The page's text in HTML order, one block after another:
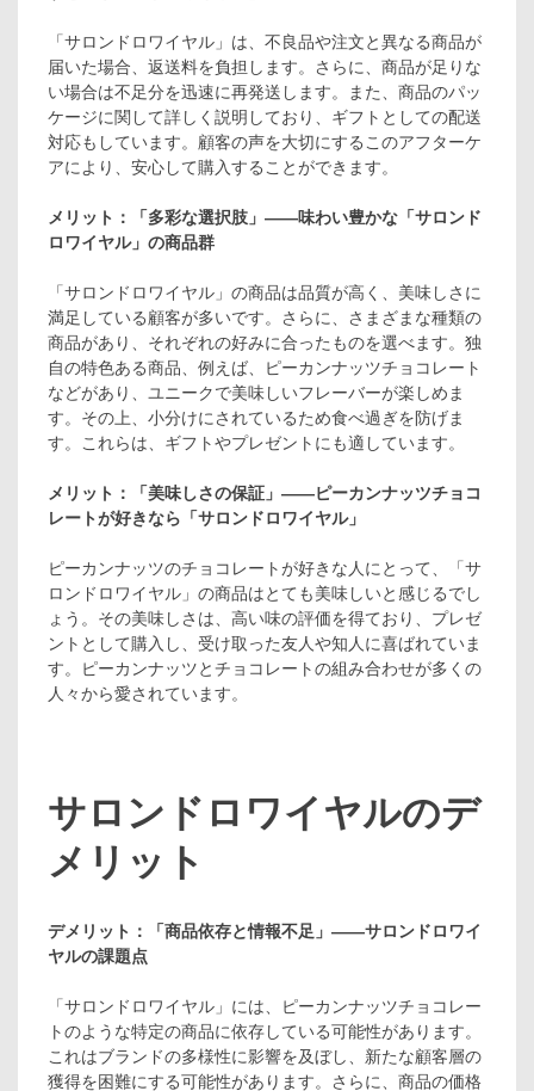
「サロンドロワイヤル」は、不良品や注文と異なる商品が
届いた場合、返送料を負担します。さらに、商品が足りな
い場合は不足分を迅速に再発送します。また、商品のパッ
ケージに関して詳しく説明しており、ギフトとしての配送
対応もしています。顧客の声を大切にするこのアフターケ
アにより、安心して購入することができます。
メリット：「多彩な選択肢」――味わい豊かな「サロンド
ロワイヤル」の商品群
「サロンドロワイヤル」の商品は品質が高く、美味しさに
満足している顧客が多いです。さらに、さまざまな種類の
商品があり、それぞれの好みに合ったものを選べます。独
自の特色ある商品、例えば、ピーカンナッツチョコレート
などがあり、ユニークで美味しいフレーバーが楽しめま
す。その上、小分けにされているため食べ過ぎを防げま
す。これらは、ギフトやプレゼントにも適しています。
メリット：「美味しさの保証」――ピーカンナッツチョコ
レートが好きなら「サロンドロワイヤル」
ピーカンナッツのチョコレートが好きな人にとって、「サ
ロンドロワイヤル」の商品はとても美味しいと感じるでし
ょう。その美味しさは、高い味の評価を得ており、プレゼ
ントとして購入し、受け取った友人や知人に喜ばれていま
す。ピーカンナッツとチョコレートの組み合わせが多くの
人々から愛されています。
サロンドロワイヤルのデ
メリット
デメリット：「商品依存と情報不足」――サロンドロワイ
ヤルの課題点
「サロンドロワイヤル」には、ピーカンナッツチョコレー
トのような特定の商品に依存している可能性があります。
これはブランドの多様性に影響を及ぼし、新たな顧客層の
獲得を困難にする可能性があります。さらに、商品の価格